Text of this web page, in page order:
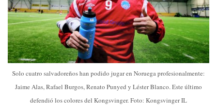
Solo cuatro salvadoreños han podido jugar en Noruega profesionalmente:
Jaime Alas, Rafael Burgos, Renato Punyed y Léster Blanco. Este último
defendió los colores del Kongsvinger. Foto: Kongsvinger IL